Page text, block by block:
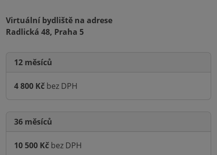
Virtuální bydliště na adrese
Radlická 48, Praha 5
12 měsíců
4 800 Kč bez DPH
36 měsíců
10 500 Kč bez DPH